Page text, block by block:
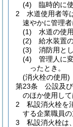
(4)
臨時的に
2
水道使用者等
速やかに管理者
(1)
水道の使
(2)
給水装置
(3)
消防用と
(4)
管理人に
ったとき。
(消火栓の使用)
第23条
公設及
のほか使用して
2
私設消火栓を
する企業職員の
3
私設消火栓は